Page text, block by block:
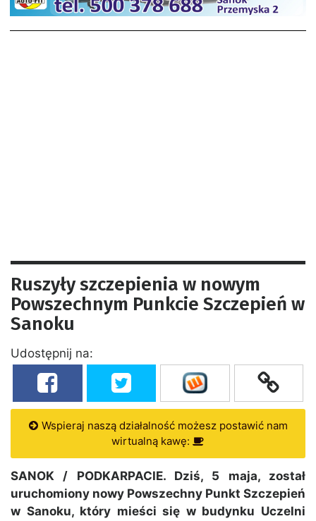
Ruszyły szczepienia w nowym
Powszechnym Punkcie Szczepień w
Sanoku
Udostępnij na:
Wspieraj naszą działalność możesz postawić nam
wirtualną kawę:
SANOK / PODKARPACIE. Dziś, 5 maja, został
uruchomiony nowy Powszechny Punkt Szczepień
w Sanoku, który mieści się w budynku Uczelni